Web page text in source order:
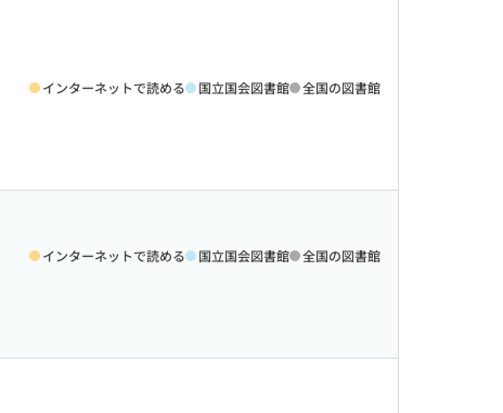
インターネットで読める 国立国会図書館 全国の図書館
インターネットで読める 国立国会図書館 全国の図書館